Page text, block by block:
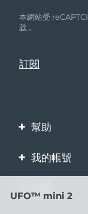
本網站受
款 。
幫助
聯繫我們
訂單與運輸
保修與退換貨
我的帳號
UFO™ mini 2